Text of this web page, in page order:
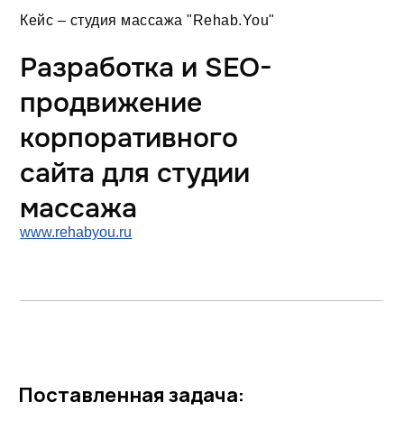
Разработка и SEO-
продвижение
корпоративного
сайта для студии
массажа
www.rehabyou.ru
Кейс – студия массажа "Rehab.You"
Поставленная задача: